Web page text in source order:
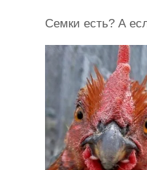
Семки есть? А